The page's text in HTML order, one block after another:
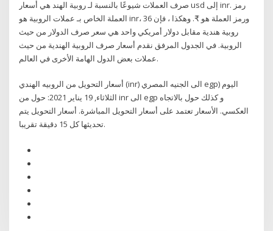
صرف العملات شيوعًا بالنسبة لـ روبية الهند هي أسعار usd إلى inr. رمز
العملة الخاص بـ عملات الروبية هو inr، ورمز العملة هو ₹. وهكذا ، فإن 36
روبية هندية مقابل دولار أمريكي واحد هي سعر صرف الدولار من حيث
الروبية. في الجدول المرفق نقدم أسعار صرف الروبية الهندية من حيث
عملات بعض الدول الهامة الأخرى في العالم.
أسعار التحويل من الروبيه الهندي (inr) الى الجنيه المصري egp) اليوم
الثلاثاء, 19 يناير 2021: حول من inr الى egp و كذلك حول بالاتجاه
العكسي. الأسعار تعتمد على أسعار التحويل المباشرة. أسعار التحويل يتم
تحديثها كل 15 دقيقة تقريبا.